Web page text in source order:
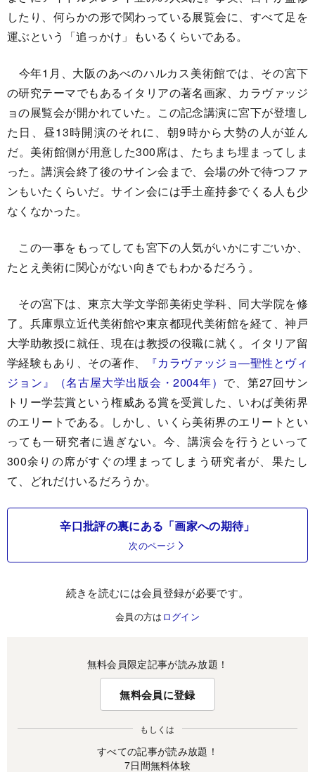
したり、何らかの形で関わっている展覧会に、すべて足を
運ぶという「追っかけ」もいるくらいである。
今年1月、大阪のあべのハルカス美術館では、その宮下
の研究テーマでもあるイタリアの著名画家、カラヴァッジ
ョの展覧会が開かれていた。この記念講演に宮下が登壇し
た日、昼13時開演のそれに、朝9時から大勢の人が並ん
だ。美術館側が用意した300席は、たちまち埋まってしま
った。講演会終了後のサイン会まで、会場の外で待つファ
ンもいたくらいだ。サイン会には手土産持参でくる人も少
なくなかった。
この一事をもってしても宮下の人気がいかにすごいか、
たとえ美術に関心がない向きでもわかるだろう。
その宮下は、東京大学文学部美術史学科、同大学院を修
了。兵庫県立近代美術館や東京都現代美術館を経て、神戸
大学助教授に就任、現在は教授の役職に就く。イタリア留
学経験もあり、その著作、
『カラヴァッジョ―聖性とヴィ
ジョン』（名古屋大学出版会・2004年） で、第27回サン
トリー学芸賞という権威ある賞を受賞した、いわば美術界
のエリートである。しかし、いくら美術界のエリートとい
っても一研究者に過ぎない。今、講演会を行うといって
300余りの席がすぐの埋まってしまう研究者が、果たし
て、どれだけいるだろうか。
辛口批評の裏にある「画家への期待」
次のページ
続きを読むには会員登録が必要です。
会員の方は ログイン
無料会員限定記事が読み放題！
無料会員に登録
もしくは
すべての記事が読み放題！
7日間無料体験